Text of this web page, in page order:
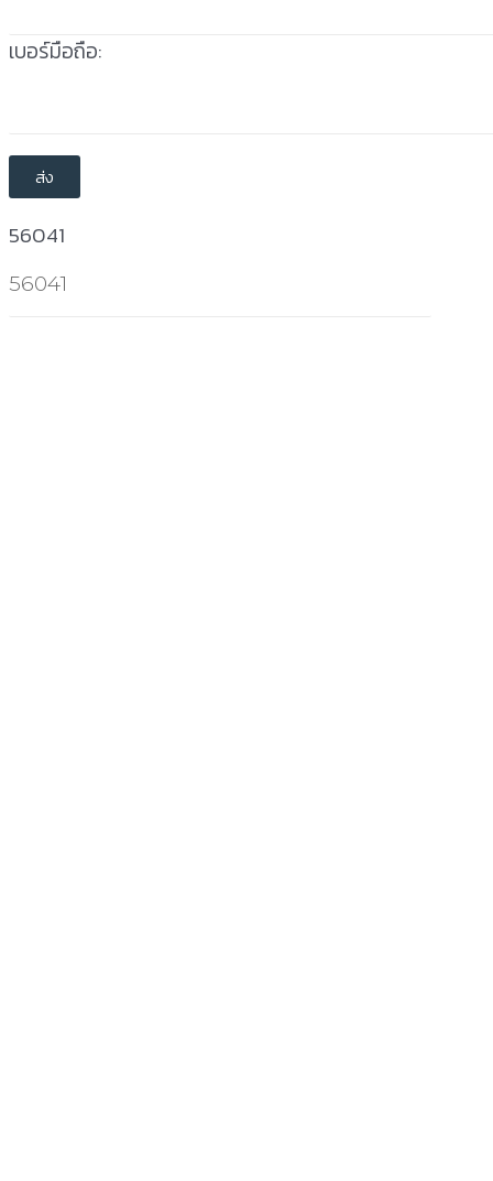
เบอร์มือถือ:
56041